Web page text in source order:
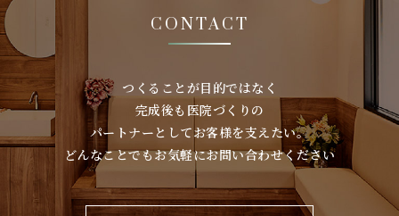
CONTACT
つくることが⽬的ではなく
完成後も医院づくりの
パートナーとしてお客様を⽀えたい。
どんなことでもお気軽にお問い合わせください